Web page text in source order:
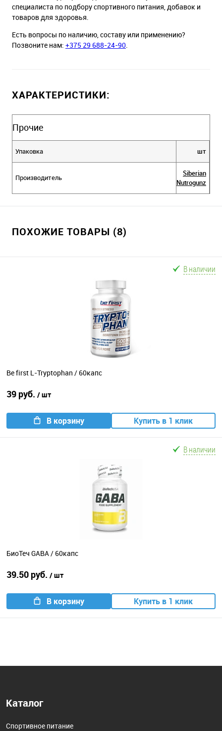
специалиста по подбору спортивного питания, добавок и
товаров для здоровья.
Есть вопросы по наличию, составу или применению?
Позвоните нам: +375 29 688-24-90
ХАРАКТЕРИСТИКИ:
Прочие
Упаковка шт
Производитель
Siberian
Nutrogunz
ПОХОЖИЕ ТОВАРЫ (8)
В наличии
Be first L-Tryptophan / 60капс
39 руб. / шт
В корзину Купить в 1 клик
В наличии
БиоТеч GABA / 60капс
39.50 руб. / шт
В корзину Купить в 1 клик
Каталог
Спортивное питание